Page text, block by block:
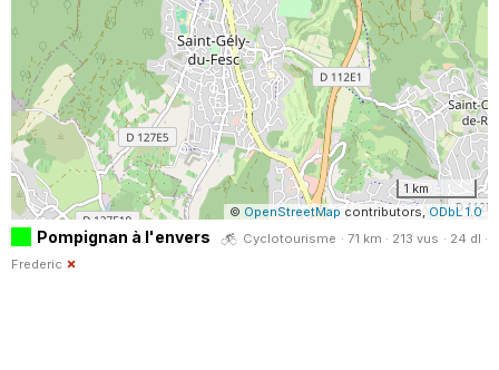
1 km
© OpenStreetMap contributors,ODbL 1.0
Pompignan à l'envers
Cyclotourisme · 71 km · 213 vus · 24 dl ·
Frederic